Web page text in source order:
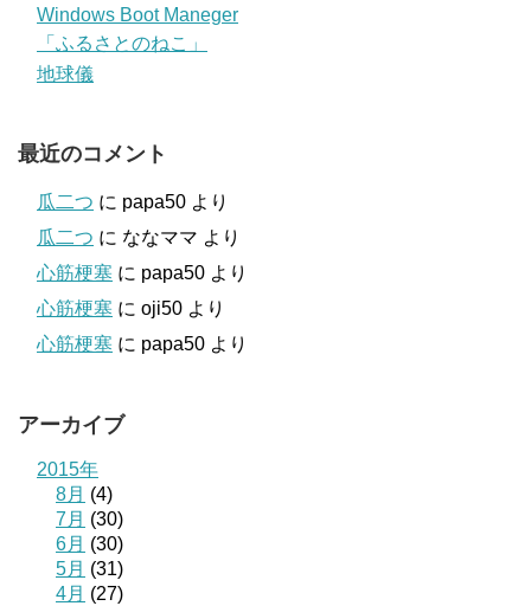
Windows Boot Maneger
「ふるさとのねこ」
地球儀
最近のコメント
瓜二つ に papa50 より
瓜二つ に ななママ より
心筋梗塞 に papa50 より
心筋梗塞 に oji50 より
心筋梗塞 に papa50 より
アーカイブ
2015年
8月 (4)
7月 (30)
6月 (30)
5月 (31)
4月 (27)